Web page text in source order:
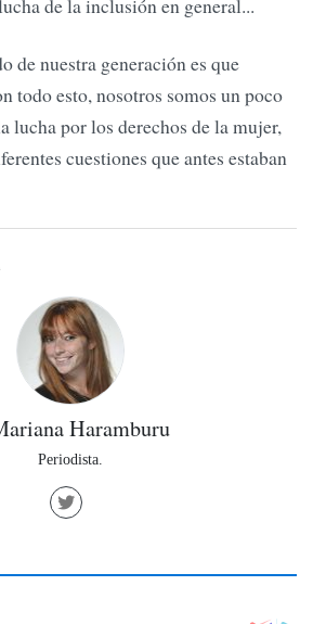
de la inclusión en general...
de nuestra generación es que
todo esto, nosotros somos un poco
lucha por los derechos de la mujer,
cuestiones que antes estaban
Haramburu
Periodista.